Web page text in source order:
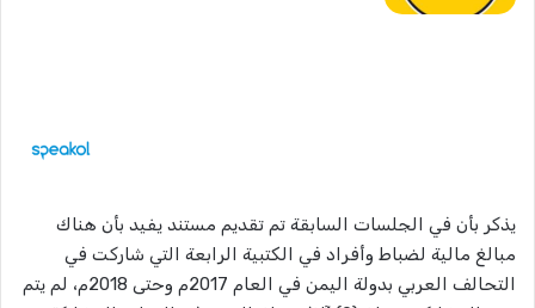
يذكر بأن في الجلسات السابقة تم تقديم مستند يفيد بأن هناك
مبالغ مالية لضباط وأفراد في الكتبية الرابعة التي شاركت في
التحالف العربي بدولة اليمن في العام 2017م وحتى 2018م، لم يتم